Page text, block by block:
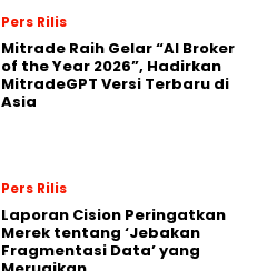
Pers Rilis
Mitrade Raih Gelar “AI Broker
of the Year 2026”, Hadirkan
MitradeGPT Versi Terbaru di
Asia
Pers Rilis
Laporan Cision Peringatkan
Merek tentang ‘Jebakan
Fragmentasi Data’ yang